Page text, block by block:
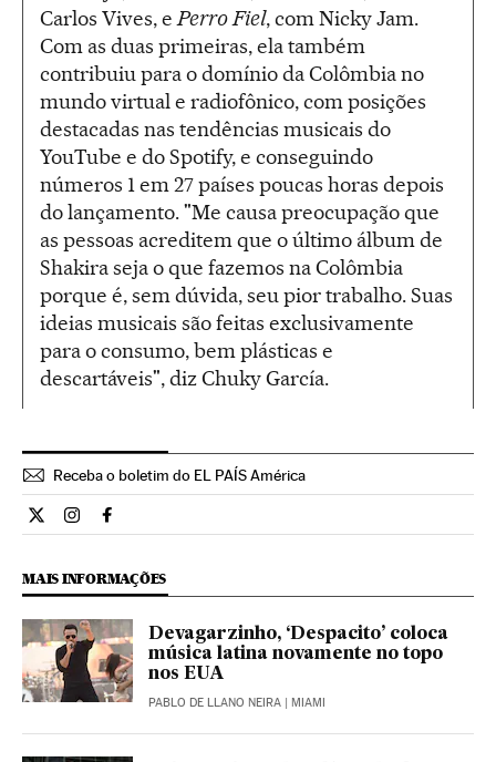
Carlos Vives, ePerro Fiel, com Nicky Jam.
Com as duas primeiras, ela também
contribuiu para o domínio da Colômbia no
mundo virtual e radiofônico, com posições
destacadas nas tendências musicais do
YouTube e do Spotify, e conseguindo
números 1 em 27 países poucas horas depois
do lançamento. "Me causa preocupação que
as pessoas acreditem que o último álbum de
Shakira seja o que fazemos na Colômbia
porque é, sem dúvida, seu pior trabalho. Suas
ideias musicais são feitas exclusivamente
para o consumo, bem plásticas e
descartáveis", diz Chuky García.
Receba o boletim do EL PAÍS América
Cultura El País Brasil en Twitter
Cultura El País Brasil en Instagram
Cultura El País Brasil en Facebook
MAIS INFORMAÇÕES
Devagarzinho, ‘Despacito’ coloca
música latina novamente no topo
nos EUA
PABLO DE LLANO NEIRA | MIAMI